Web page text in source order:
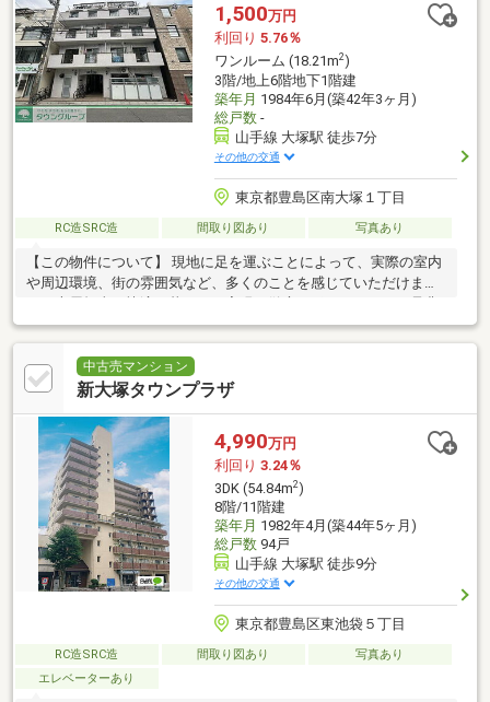
1,500万円
利回り 5.76％
ワンルーム (18.21m2)
3階/地上6階地下1階建
築年月 1984年6月(築42年3ヶ月)
総戸数-
山手線 大塚駅 徒歩7分
その他の交通
東京都豊島区南大塚１丁目
RC造SRC造 間取り図あり 写真あり
【この物件について】 現地に足を運ぶことによって、実際の室内
や周辺環境、街の雰囲気など、多くのことを感じていただけま
す。専属担当が快適な暮らしの実現を徹底サポートします。是非
お気軽にお問い合わせ下さい
中古売マンション
新大塚タウンプラザ
4,990万円
利回り 3.24％
3DK (54.84m2)
8階/11階建
築年月 1982年4月(築44年5ヶ月)
総戸数94戸
山手線 大塚駅 徒歩9分
その他の交通
東京都豊島区東池袋５丁目
RC造SRC造 間取り図あり
写真あり
エレベーターあり